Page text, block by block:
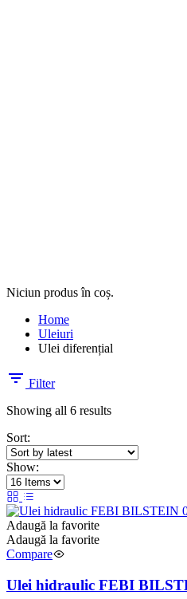
Niciun produs în coș.
Home
Uleiuri
Ulei diferențial
Filter
Showing all 6 results
Sort:
Show:
Adaugă la favorite
Adaugă la favorite
Compare
Ulei hidraulic FEBI